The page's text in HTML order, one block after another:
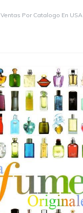
Ventas Por Catalogo En USA